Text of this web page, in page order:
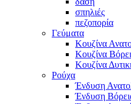
σπηλιές
πεζοπορία
Γεύματα
Κουζίνα
Κουζίνα
Κουζίνα
Ρούχα
Ένδυση
Ένδυση